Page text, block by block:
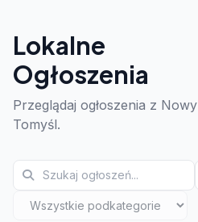
Lokalne
Ogłoszenia
Przeglądaj ogłoszenia z Nowy
Tomyśl.